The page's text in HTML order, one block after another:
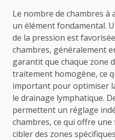
Le nombre de chambres
un élément fondamental.
de la pression est
chambres, généralement
garantit que chaque zone
traitement homogène, ce
important pour optimiser
le drainage lymphatique.
permettent un réglage
chambres, ce qui offre
cibler des zones